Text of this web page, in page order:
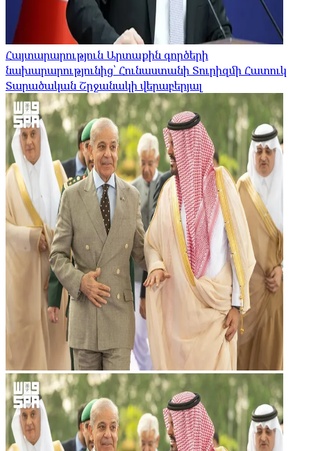
Հայտարարություն Արտաքին գործերի
նախարարությունից՝ Հունաստանի Տուրիզմի Հատուկ
Տարածական Շրջանակի վերաբերյալ